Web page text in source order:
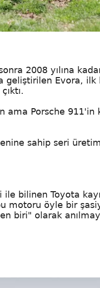
2008 yılına
Evora, ilk
ama Porsche
sahip seri
bilinen Toyota
motoru öyle bir
biri" olarak